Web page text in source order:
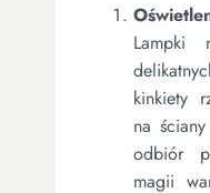
Lampki
kinkiety
na
odbiór
magii